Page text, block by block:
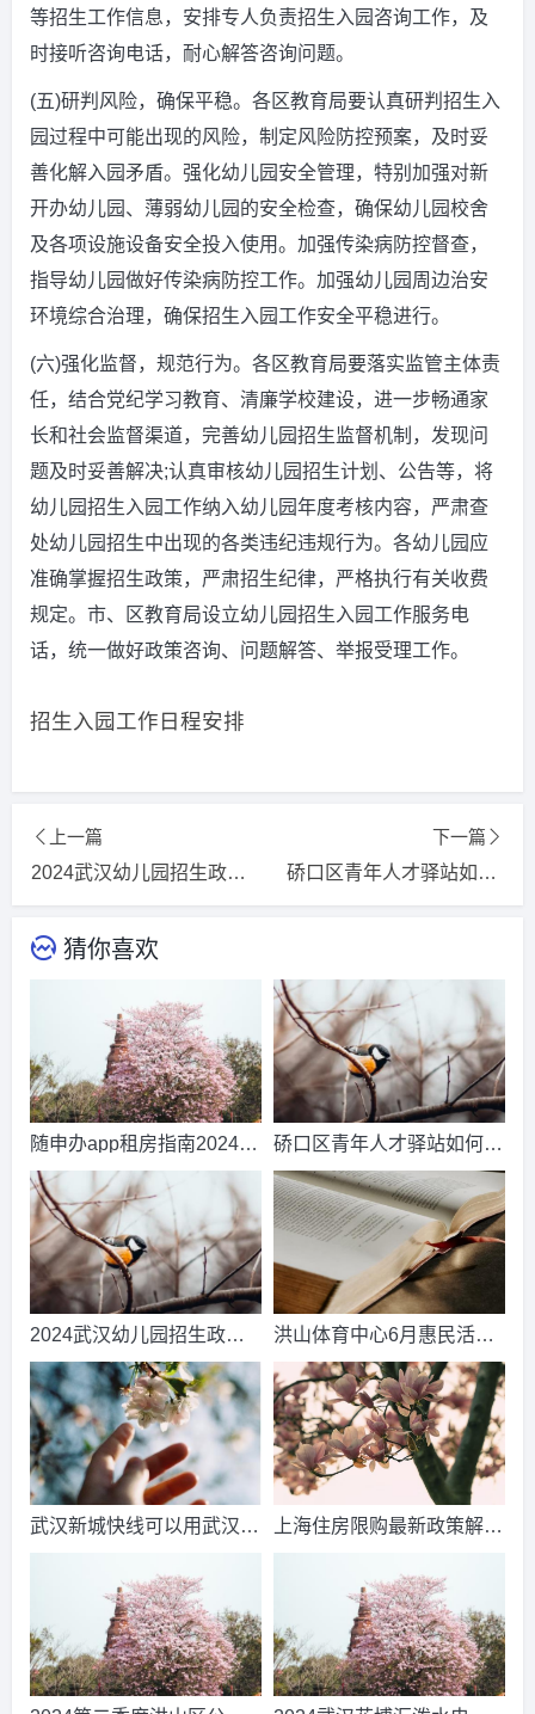
等招生工作信息，安排专人负责招生入园咨询工作，及
时接听咨询电话，耐心解答咨询问题。
(五)研判风险，确保平稳。各区教育局要认真研判招生入
园过程中可能出现的风险，制定风险防控预案，及时妥
善化解入园矛盾。强化幼儿园安全管理，特别加强对新
开办幼儿园、薄弱幼儿园的安全检查，确保幼儿园校舍
及各项设施设备安全投入使用。加强传染病防控督查，
指导幼儿园做好传染病防控工作。加强幼儿园周边治安
环境综合治理，确保招生入园工作安全平稳进行。
(六)强化监督，规范行为。各区教育局要落实监管主体责
任，结合党纪学习教育、清廉学校建设，进一步畅通家
长和社会监督渠道，完善幼儿园招生监督机制，发现问
题及时妥善解决;认真审核幼儿园招生计划、公告等，将
幼儿园招生入园工作纳入幼儿园年度考核内容，严肃查
处幼儿园招生中出现的各类违纪违规行为。各幼儿园应
准确掌握招生政策，严肃招生纪律，严格执行有关收费
规定。市、区教育局设立幼儿园招生入园工作服务电
话，统一做好政策咨询、问题解答、举报受理工作。
招生入园工作日程安排
上一篇
2024武汉幼儿园招生政策(招生时间+招生条件)2024更新/推荐
下一篇
硚口区青年人才驿站如何申请入住20242024更新/推荐
猜你喜欢
随申办app租房指南202420
24今日/推荐
硚口区青年人才驿站如何申
请入住20242024更新/推荐
2024武汉幼儿园招生政策
(招生时间+招生条件)2024
更新/推荐
洪山体育中心6月惠民活动
一览知识解答
武汉新城快线可以用武汉通
上海住房限购最新政策解读